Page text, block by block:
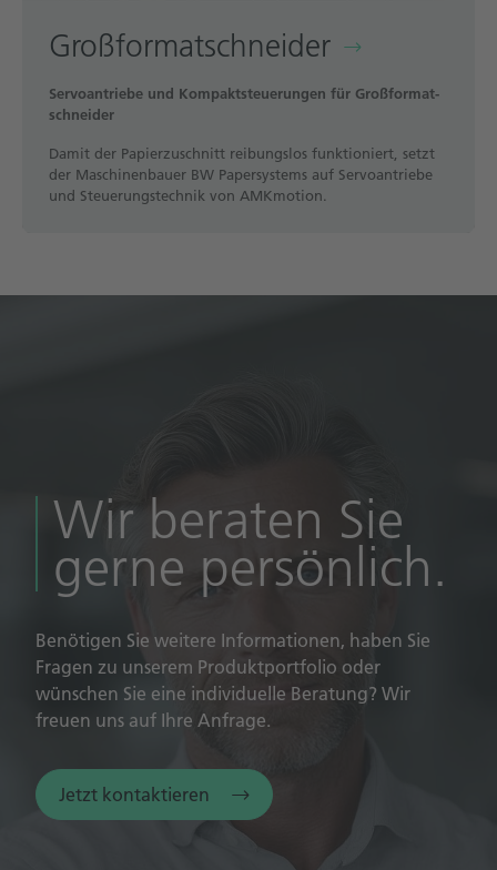
Großformat­schneider
Servoantriebe und Kompaktsteuerungen für Großformat­
schneider
Damit der Papierzuschnitt reibungslos funktioniert, setzt
der Maschinenbauer BW Papersystems auf Servoantriebe
und Steuerungstechnik von AMKmotion.
Wir beraten Sie
gerne persönlich.
Benötigen Sie weitere Informationen, haben Sie
Fragen zu unserem Produktportfolio oder
wünschen Sie eine individuelle Beratung? Wir
freuen uns auf Ihre Anfrage.
Jetzt kontaktieren